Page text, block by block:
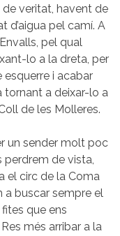
de veritat, havent de
d’aigua pel camí. A
pel qual
lo a la dreta, per
i acabar
tornant a deixar-lo a
de les Molleres.
un sender molt poc
perdrem de vista,
el circ de la Coma
a buscar sempre el
que ens
més arribar a la